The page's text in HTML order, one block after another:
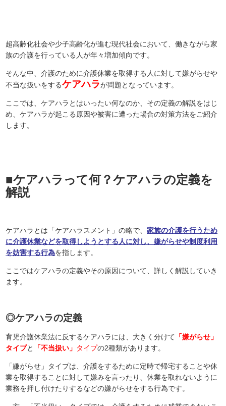
超高齢化社会や少子高齢化が進む現代社会において、働きながら家
族の介護を行っている人が年々増加傾向です。
そんな中、介護のために介護休業を取得する人に対して嫌がらせや
不当な扱いをするケアハラが問題となっています。
ここでは、ケアハラとはいったい何なのか、その定義の解説をはじ
め、ケアハラが起こる原因や被害に遭った場合の対策方法をご紹介
します。
■ケアハラって何？ケアハラの定義を
解説
ケアハラとは「ケアハラスメント」の略で、家族の介護を行うため
に介護休業などを取得しようとする人に対し、嫌がらせや制度利用
を妨害する行為を指します。
ここではケアハラの定義やその原因について、詳しく解説していき
ます。
◎ケアハラの定義
育児介護休業法に反するケアハラには、大きく分けて 「嫌がらせ」
タイプと 「不当扱い」 タイプの2種類があります。
「嫌がらせ」タイプは、介護をするために定時で帰宅することや休
業を取得することに対して嫌みを言ったり、休業を取れないように
業務を押し付けたりするなどの嫌がらせをする行為です。